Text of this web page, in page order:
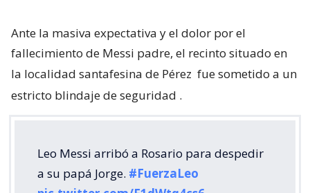
Ante la masiva expectativa y el dolor por el
fallecimiento de Messi padre, el recinto situado en
la localidad santafesina de Pérez fue sometido a un
estricto blindaje de seguridad .
Leo Messi arribó a Rosario para despedir
a su papá Jorge. #FuerzaLeo